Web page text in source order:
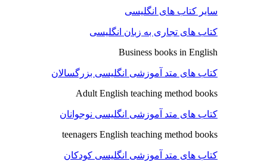
سایر کتاب های انگلیسی
کتاب های تجاری به زبان انگلیسی
Business books in English
کتاب های متد آموزشی انگلیسی بزرگسالان
Adult English teaching method books
کتاب های متد آموزشی انگلیسی نوجوانان
teenagers English teaching method books
کتاب های متد آموزشی انگلیسی کودکان